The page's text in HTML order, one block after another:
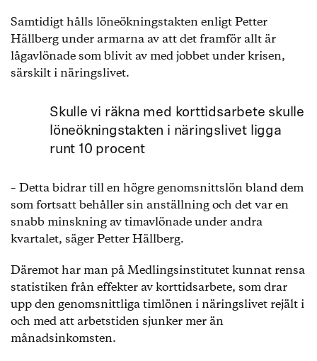
Samtidigt hålls löneökningstakten enligt Petter
Hällberg under armarna av att det framför allt är
lågavlönade som blivit av med jobbet under krisen,
särskilt i näringslivet.
Skulle vi räkna med korttidsarbete skulle
löneökningstakten i näringslivet ligga
runt 10 procent
– Detta bidrar till en högre genomsnittslön bland dem
som fortsatt behåller sin anställning och det var en
snabb minskning av timavlönade under andra
kvartalet, säger Petter Hällberg.
Däremot har man på Medlingsinstitutet kunnat rensa
statistiken från effekter av korttidsarbete, som drar
upp den genomsnittliga timlönen i näringslivet rejält i
och med att arbetstiden sjunker mer än
månadsinkomsten.